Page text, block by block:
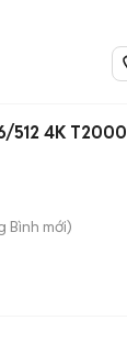
512 4K T2000
Bình mới)